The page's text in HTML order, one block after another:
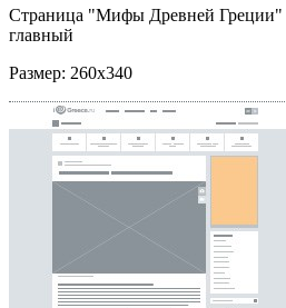
Страница "Мифы Древней Греции"
главный
Размер: 260x340